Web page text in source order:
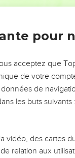
la mort à la vie,
de Dieu atteint
exprimées à la
physique se
de la
sur ce qui est
pour
acceptez que
de votre
de
les buts suivants :
vidéo, des cartes
relation aux